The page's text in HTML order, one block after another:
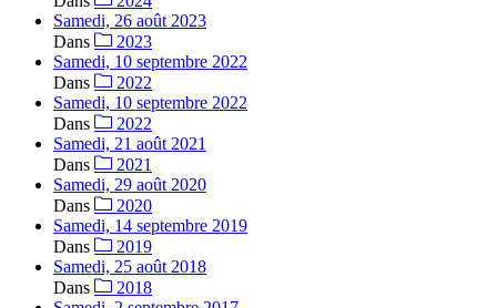
Samedi, 26 août 2023
Dans
2023
Samedi, 10 septembre 2022
Dans
2022
Samedi, 10 septembre 2022
Dans
2022
Samedi, 21 août 2021
Dans
2021
Samedi, 29 août 2020
Dans
2020
Samedi, 14 septembre 2019
Dans
2019
Samedi, 25 août 2018
Dans
2018